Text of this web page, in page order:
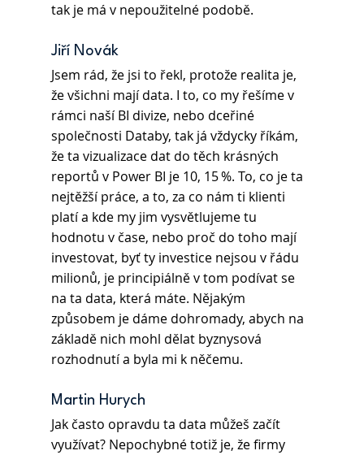
tak je má v nepoužitelné podobě.
Jiří Novák
Jsem rád, že jsi to řekl, protože realita je,
že všichni mají data. I to, co my řešíme v
rámci naší BI divize, nebo dceřiné
společnosti Databy, tak já vždycky říkám,
že ta vizualizace dat do těch krásných
reportů v Power BI je 10, 15 %. To, co je ta
nejtěžší práce, a to, za co nám ti klienti
platí a kde my jim vysvětlujeme tu
hodnotu v čase, nebo proč do toho mají
investovat, byť ty investice nejsou v řádu
milionů, je principiálně v tom podívat se
na ta data, která máte. Nějakým
způsobem je dáme dohromady, abych na
základě nich mohl dělat byznysová
rozhodnutí a byla mi k něčemu.
Martin Hurych
Jak často opravdu ta data můžeš začít
využívat? Nepochybné totiž je, že firmy